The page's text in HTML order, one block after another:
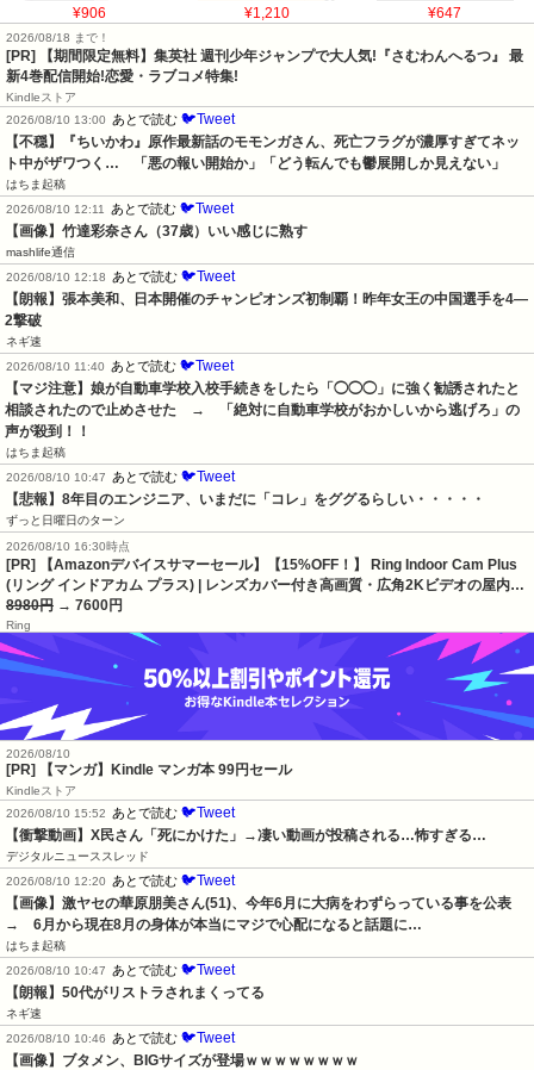
¥906 ¥1,210 ¥647
2026/08/18 まで！
[PR] 【期間限定無料】集英社 週刊少年ジャンプで大人気!『さむわんへるつ』 最
新4巻配信開始!恋愛・ラブコメ特集!
Kindleストア
2026/08/10 13:00
あとで読む 🐦Tweet
【不穏】『ちいかわ』原作最新話のモモンガさん、死亡フラグが濃厚すぎてネッ
ト中がザワつく…　「悪の報い開始か」「どう転んでも鬱展開しか見えない」
はちま起稿
2026/08/10 12:11
あとで読む 🐦Tweet
【画像】竹達彩奈さん（37歳）いい感じに熟す
mashlife通信
2026/08/10 12:18
あとで読む 🐦Tweet
【朗報】張本美和、日本開催のチャンピオンズ初制覇！昨年女王の中国選手を4―
2撃破
ネギ速
2026/08/10 11:40
あとで読む 🐦Tweet
【マジ注意】娘が自動車学校入校手続きをしたら「◯◯◯」に強く勧誘されたと
相談されたので止めさせた　→　「絶対に自動車学校がおかしいから逃げろ」の
声が殺到！！
はちま起稿
2026/08/10 10:47
あとで読む 🐦Tweet
【悲報】8年目のエンジニア、いまだに「コレ」をググるらしい・・・・・
ずっと日曜日のターン
2026/08/10 16:30時点
[PR] 【Amazonデバイスサマーセール】【15%OFF！】 Ring Indoor Cam Plus
(リング インドアカム プラス) | レンズカバー付き高画質・広角2Kビデオの屋内…
8980円 → 7600円
Ring
2026/08/10
[PR] 【マンガ】Kindle マンガ本 99円セール
Kindleストア
2026/08/10 15:52
あとで読む 🐦Tweet
【衝撃動画】X民さん「死にかけた」→凄い動画が投稿される…怖すぎる…
デジタルニューススレッド
2026/08/10 12:20
あとで読む 🐦Tweet
【画像】激ヤセの華原朋美さん(51)、今年6月に大病をわずらっている事を公表
→　6月から現在8月の身体が本当にマジで心配になると話題に…
はちま起稿
2026/08/10 10:47
あとで読む 🐦Tweet
【朗報】50代がリストラされまくってる
ネギ速
2026/08/10 10:46
あとで読む 🐦Tweet
【画像】ブタメン、BIGサイズが登場ｗｗｗｗｗｗｗｗ